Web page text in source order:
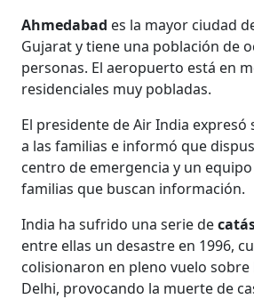
Ahmedabad es la mayor ciudad
Gujarat y tiene una población de
personas. El aeropuerto está en
residenciales muy pobladas.
El presidente de Air India expresó
a las familias e informó que
centro de emergencia y un
familias que buscan información.
India ha sufrido una serie de
entre ellas un desastre en 1996,
colisionaron en pleno vuelo sobre
Delhi, provocando la muerte de